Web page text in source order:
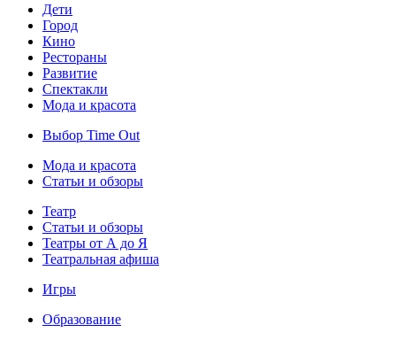
Дети
Город
Кино
Рестораны
Развитие
Спектакли
Мода и красота
Выбор Time Out
Мода и красота
Статьи и обзоры
Театр
Статьи и обзоры
Театры от А до Я
Театральная афиша
Игры
Образование